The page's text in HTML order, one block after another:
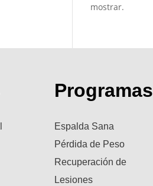
mostrar.
Programas
Espalda Sana
Pérdida de Peso
Recuperación de
Lesiones